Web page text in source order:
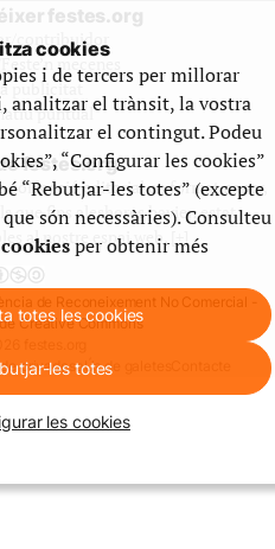
festes.org
contribuidor
mecenes
publicitat
puntual
festes.org
col·lecció editorial en format paper,
que fins aleshores havien estat
al nostre espai web. [+]
de Reconeixement No Comercial -
Creative Commons
de privadesaÚs de galetes
cookies
i de tercers per millorar
analitzar el trànsit, la vostra
el contingut. Podeu
“Configurar les cookies”
“Rebutjar-les totes” (excepte
són necessàries). Consulteu
per obtenir més
totes les cookies
les totes
les cookies